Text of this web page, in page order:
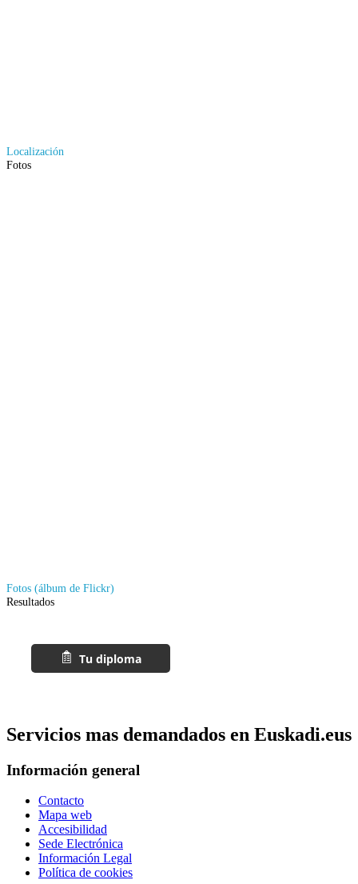
Localización
Fotos
Fotos (álbum de Flickr)
Resultados
Servicios mas demandados en Euskadi.eus
Información general
Contacto
Mapa web
Accesibilidad
Sede Electrónica
Información Legal
Política de cookies